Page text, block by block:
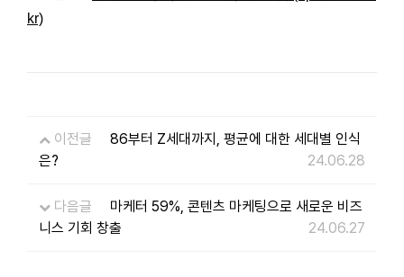
kr)
이전글
86부터 Z세대까지, 평균에 대한 세대별 인식
은?
24.06.28
다음글
마케터 59%, 콘텐츠 마케팅으로 새로운 비즈
니스 기회 창출
24.06.27